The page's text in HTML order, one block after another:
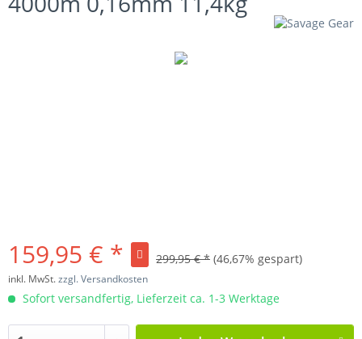
159,95 € * 299,95 € * (46,67% gespart)
inkl. MwSt.zzgl. Versandkosten
Sofort versandfertig, Lieferzeit ca. 1-3 Werktage